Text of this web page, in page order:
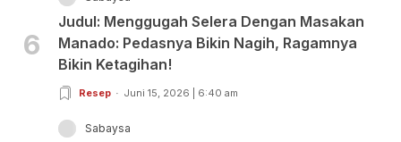
6
Judul: Menggugah Selera Dengan Masakan
Manado: Pedasnya Bikin Nagih, Ragamnya
Bikin Ketagihan!
Resep Juni 15, 2026 | 6:40 am
Sabaysa